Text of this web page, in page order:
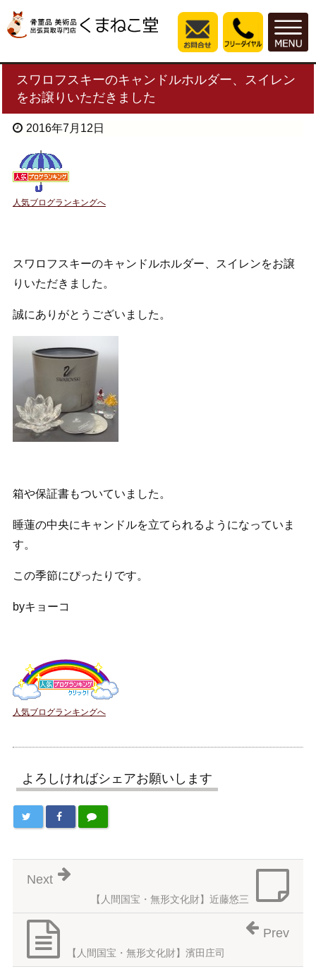
スワロフスキーのキャンドルホルダー、スイレン
をお譲りいただきました
2016年7月12日
人気ブログランキングへ
スワロフスキーのキャンドルホルダー、スイレンをお譲
りいただきました。
誠にありがとうございました。
箱や保証書もついていました。
睡蓮の中央にキャンドルを立てられるようになっていま
す。
この季節にぴったりです。
byキョーコ
人気ブログランキングへ
よろしければシェアお願いします
【人間国宝・無形文化財】近藤悠三
Next
【人間国宝・無形文化財】濱田庄司
Prev